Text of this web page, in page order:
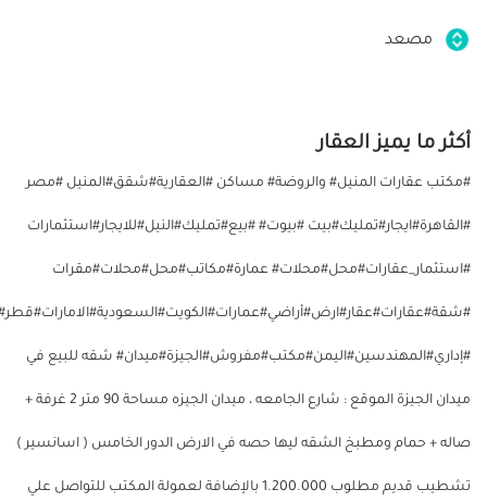
مصعد
أكثر ما يميز العقار
#مكتب عقارات المنيل# والروضة# مساكن #العقارية#شقق#المنيل #مصر
#القاهرة#ايجار#تمليك#بيت #بيوت# #بيع#تمليك#النيل#للايجار#استثمارات
#استثمار_عقارات#محل#محلات# عمارة#مكاتب#محل#محلات#مقرات
#إداري#المهندسين#اليمن#مكتب#مفروش#الجيزة#ميدان# شقه للبيع في
ميدان الجيزة الموقع : شارع الجامعه ، ميدان الجيزه مساحة 90 متر 2 غرفة +
صاله + حمام ومطبخ الشقه ليها حصه في الارض الدور الخامس ( اسانسير )
تشطيب قديم مطلوب 1.200.000 بالإضافة لعمولة المكتب للتواصل علي